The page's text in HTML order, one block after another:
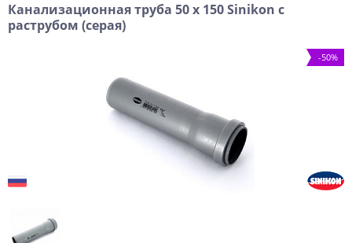
Канализационная труба 50 х 150 Sinikon с
раструбом (серая)
-50%